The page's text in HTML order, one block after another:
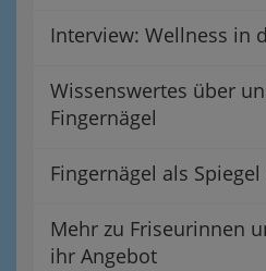
Interview: Wellness in
Wissenswertes über
Fingernägel
Fingernägel als Spiegel
Mehr zu Friseurinnen
ihr Angebot